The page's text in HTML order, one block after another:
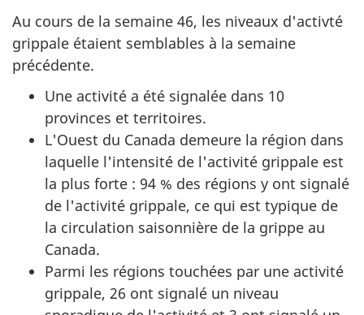
Au cours de la semaine 46, les niveaux d'activté
grippale étaient semblables à la semaine
précédente.
Une activité a été signalée dans 10
provinces et territoires.
L'Ouest du Canada demeure la région dans
laquelle l'intensité de l'activité grippale est
la plus forte : 94 % des régions y ont signalé
de l'activité grippale, ce qui est typique de
la circulation saisonnière de la grippe au
Canada.
Parmi les régions touchées par une activité
grippale, 26 ont signalé un niveau